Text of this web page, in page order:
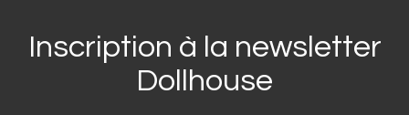
Inscription à la newsletter
Dollhouse